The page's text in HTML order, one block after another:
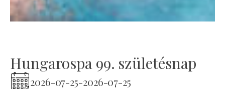
Hungarospa 99. születésnap
2026-07-25-2026-07-25